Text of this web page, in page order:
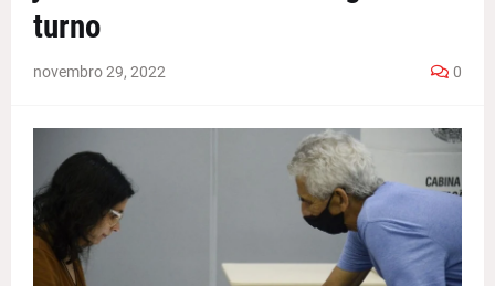
turno
novembro 29, 2022 0